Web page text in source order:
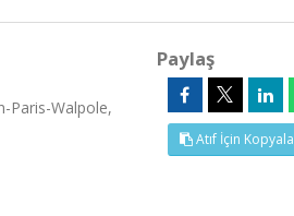
Paris-Walpole,
Paylaş
Atıf İçin Kopyala